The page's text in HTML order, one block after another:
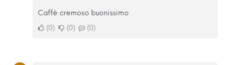
Caffè cremoso buonissimo
0 0 0